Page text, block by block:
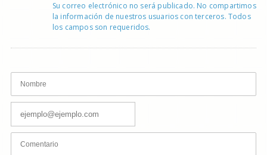
Su correo electrónico no será publicado. No compartimos
la información de nuestros usuarios con terceros. Todos
los campos son requeridos.